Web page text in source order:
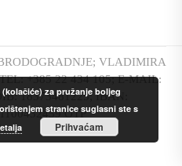
VLADIMIRA
+385 22 434 105; E-MAIL:
18373481225; IBAN:
OTP
za pružanje boljeg
stranice suglasni ste s
Prihvaćam